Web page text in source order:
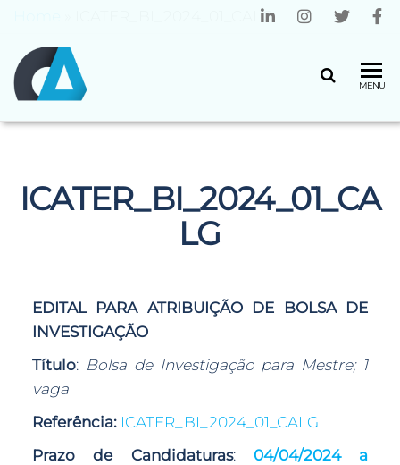
MENU
ICATER_BI_2024_01_CALG
ICATER_BI_2024_01_CA
LG
EDITAL PARA ATRIBUIÇÃO DE BOLSA DE
INVESTIGAÇÃO
Título: Bolsa de Investigação para Mestre; 1
vaga
Referência: ICATER_BI_2024_01_CALG
Prazo de Candidaturas: 04/04/2024 a